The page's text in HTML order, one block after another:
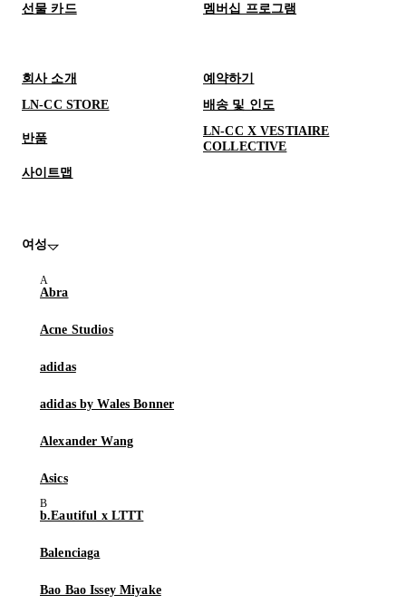
선물 카드
멤버십 프로그램
회사 소개
예약하기
LN-CC STORE
배송 및 인도
반품
LN-CC X VESTIAIRE
COLLECTIVE
사이트맵
여성
Abra
Acne Studios
adidas
adidas by Wales Bonner
Alexander Wang
Asics
b.Eautiful x LTTT
Balenciaga
Bao Bao Issey Miyake